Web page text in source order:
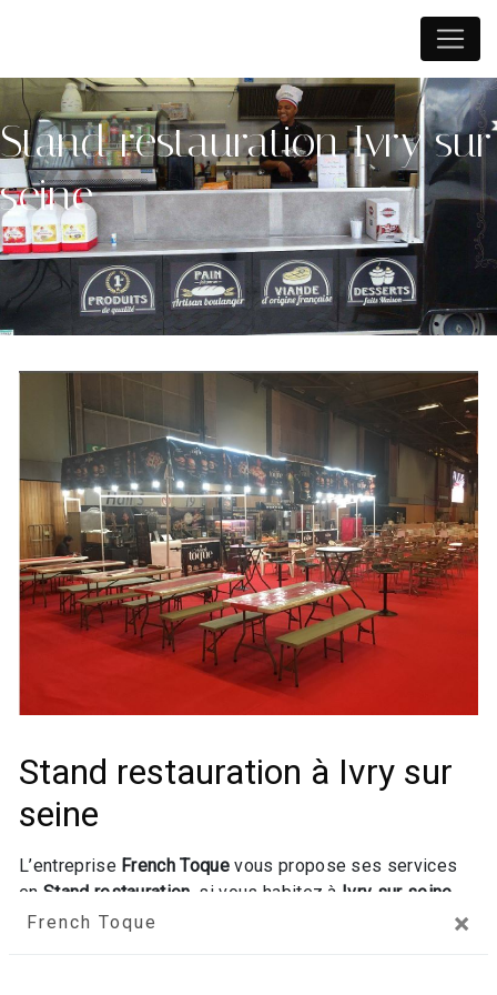
French Toque ×
Stand restauration Ivry sur
seine
Stand restauration à Ivry sur
seine
L’entreprise French Toque vous propose ses services
en Stand restauration , si vous habitez à Ivry sur seine
Entreprise usant d’une expérience et d’un savoir-faire de